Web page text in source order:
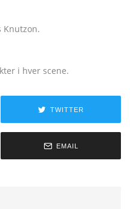
Knutzon.
i hver scene.
TWITTER
EMAIL